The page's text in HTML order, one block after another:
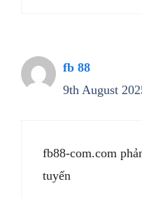
fb 88
9th August
fb88-com.com
tuyến